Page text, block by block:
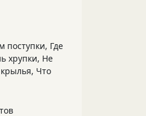
поступки, Где
хрупки, Не
Что